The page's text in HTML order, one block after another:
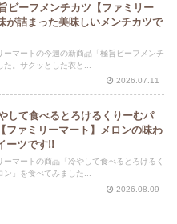
ビーフメンチカツ【ファミリー
が詰まった美味しいメンチカツで
ーマートの今週の新商品「極旨ビーフメンチ
。サクッとした衣と...
2026.07.11
して食べるとろけるくりーむパ
ァミリーマート】メロンの味わ
ーツです!!
ーマートの商品「冷やして食べるとろけるく
」を食べてみました...
2026.08.09